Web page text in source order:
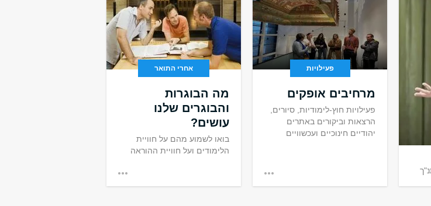
דב במסגרת פרויקט 929 - תנ"ך
פעילויות
מרחיבים אופקים
פעילויות חוץ-לימודיות, סיורים,
הרצאות וביקורים באתרים
יהודיים חינוכיים ועכשוויים
אחרי התואר
מה הבוגרות
והבוגרים שלנו
עושים?
בואו לשמוע מהם על חוויית
הלימודים ועל חוויית ההוראה